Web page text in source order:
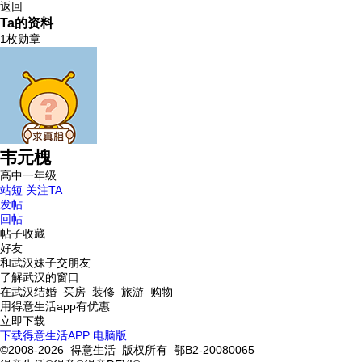
返回
Ta的资料
1枚勋章
韦元槐
高中一年级
站短 关注TA
发帖
回帖
帖子收藏
好友
和武汉妹子交朋友
了解武汉的窗口
在武汉结婚 买房 装修 旅游 购物
用得意生活app有优惠
立即下载
下载得意生活APP 电脑版
©2008-2026 得意生活 版权所有 鄂B2-20080065